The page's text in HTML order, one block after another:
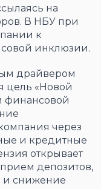
на
В НБУ при
к
инклюзии.
драйвером
цель «Новой
финансовой
через
и кредитные
открывает
депозитов,
и снижение